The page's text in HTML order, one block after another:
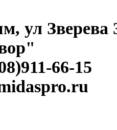
ул
66-15